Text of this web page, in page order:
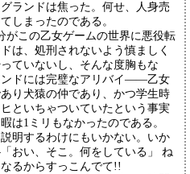
ランドは焦った。何せ、人身売
しまったのである。
がこの乙女ゲームの世界に悪役転
は、処刑されないよう慎ましく
ていないし、そんな度胸もな
ンドには完璧なアリバイ――乙女
り犬猿の仲であり、かつ学生時
といちゃついていたという事実
は1ミリもなかったのである。
明するわけにもいかない。いか
おい、そこ。何をしている」 ね
るからすっこんでて!!